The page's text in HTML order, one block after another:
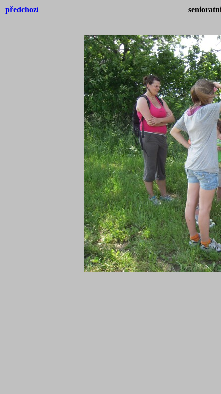
předchozí